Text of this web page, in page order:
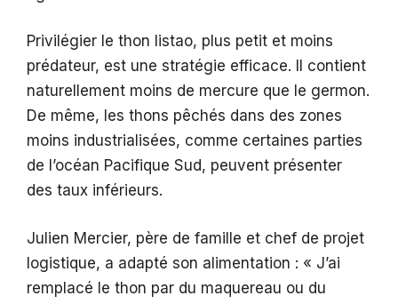
Privilégier le thon listao, plus petit et moins
prédateur, est une stratégie efficace. Il contient
naturellement moins de mercure que le germon.
De même, les thons pêchés dans des zones
moins industrialisées, comme certaines parties
de l’océan Pacifique Sud, peuvent présenter
des taux inférieurs.
Julien Mercier, père de famille et chef de projet
logistique, a adapté son alimentation : « J’ai
remplacé le thon par du maquereau ou du